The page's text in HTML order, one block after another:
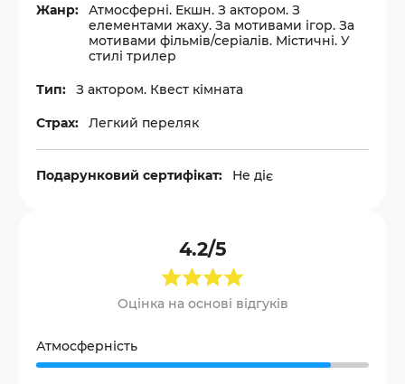
Жанр:
Атмосферні. Екшн. З актором. З
елементами жаху. За мотивами ігор. За
мотивами фільмів/серіалів. Містичні. У
стилі трилер
Тип: З актором. Квест кімната
Страх: Легкий переляк
Подарунковий сертифікат: Не діє
4.2/5
Оцінка на основі відгуків
Атмосферність